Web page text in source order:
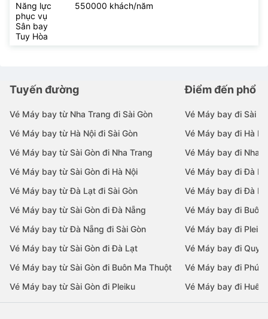
Năng lực
phục vụ
Sân bay
Tuy Hòa
550000 khách/năm
Tuyến đường
Vé Máy bay từ Nha Trang đi Sài Gòn
Vé Máy bay từ Hà Nội đi Sài Gòn
Vé Máy bay từ Sài Gòn đi Nha Trang
Vé Máy bay từ Sài Gòn đi Hà Nội
Vé Máy bay từ Đà Lạt đi Sài Gòn
Vé Máy bay từ Sài Gòn đi Đà Nẵng
Vé Máy bay từ Đà Nẵng đi Sài Gòn
Vé Máy bay từ Sài Gòn đi Đà Lạt
Vé Máy bay từ Sài Gòn đi Buôn Ma Thuột
Vé Máy bay từ Sài Gòn đi Pleiku
Điểm đến phổ
Vé Máy bay đi Sài
Vé Máy bay đi Hà
Vé Máy bay đi Nha
Vé Máy bay đi Đà
Vé Máy bay đi Đà
Vé Máy bay đi Buôn
Vé Máy bay đi Pleiku
Vé Máy bay đi Quy
Vé Máy bay đi Phú
Vé Máy bay đi Huế